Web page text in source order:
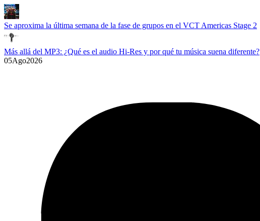
Se aproxima la última semana de la fase de grupos en el VCT Americas Stage 2
Más allá del MP3: ¿Qué es el audio Hi-Res y por qué tu música suena diferente?
05Ago2026